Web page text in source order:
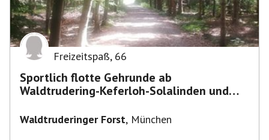
Freizeitspaß, 66
Sportlich flotte Gehrunde ab
Waldtrudering-Keferloh-Solalinden und
Waldtruderinger Forst, München